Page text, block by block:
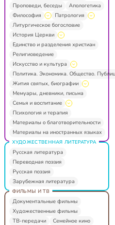
Проповеди, беседы
Апологетика
Философия
Патрология
Литургическое богословие
История Церкви
Единство и разделения христиан
Религиоведение
Искусство и культура
Политика. Экономика. Общество.
Жития святых, биографии
Мемуары, дневники, письма
Семья и воспитание
Психология и терапия
Материалы о благотворительности
Материалы на иностранных языках
ХУДОЖЕСТВЕННАЯ ЛИТЕРАТУРА
Русская литература
Переводная поэзия
Русская поэзия
Зарубежная литература
ФИЛЬМЫ И ТВ
Документальные фильмы
Художественные фильмы
ТВ-передачи
Семейное кино